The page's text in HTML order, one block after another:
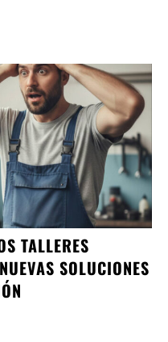
TALLERES
SOLUCIONES